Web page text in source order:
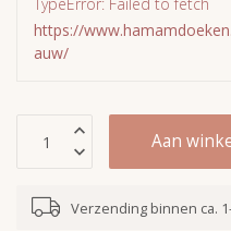
https://
auw/
Aan
Verzending binnen ca.